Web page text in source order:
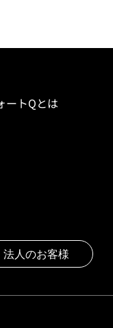
トQとは
法人のお客様